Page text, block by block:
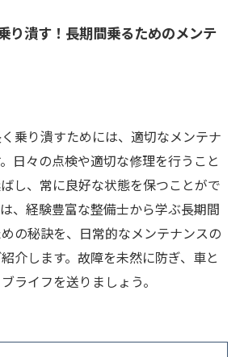
り潰す！長期間乗るためのメンテ
乗り潰すためには、適切なメンテナ
日々の点検や適切な修理を行うこと
し、常に良好な状態を保つことがで
、経験豊富な整備士から学ぶ長期間
の秘訣を、日常的なメンテナンスの
介します。故障を未然に防ぎ、車と
ライフを送りましょう。